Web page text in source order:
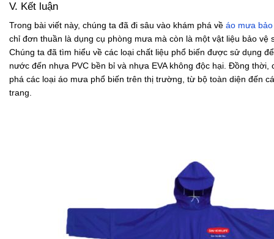
V. Kết luận
Trong bài viết này, chúng ta đã đi sâu vào khám phá về áo mưa
chỉ đơn thuần là dụng cụ phòng mưa mà còn là một vật liệu bảo vệ
Chúng ta đã tìm hiểu về các loại chất liệu phổ biến được sử dụng
nước đến nhựa PVC bền bỉ và nhựa EVA không độc hại. Đồng thời,
phá các loại áo mưa phổ biến trên thị trường, từ bộ toàn diện đến
trang.